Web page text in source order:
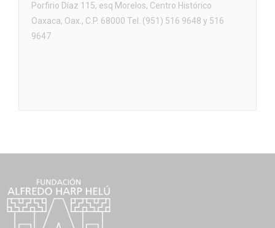
Porfirio Díaz 115, esq Morelos, Centro Histórico
Oaxaca, Oax., C.P. 68000 Tel. (951) 516 9648 y 516
9647